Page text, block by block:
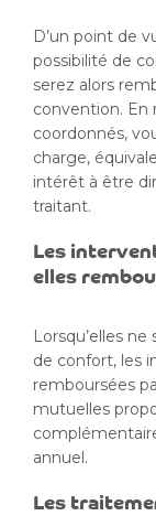
D’un point de
possibilité de
serez alors
convention. En
coordonnés,
charge,
intérêt à être
traitant.
Les
elles
Lorsqu’elles
de confort, les
remboursées
mutuelles
annuel.
Les